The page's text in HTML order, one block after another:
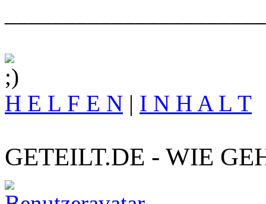
H E L F E N | I N H A L T
GETEILT.DE - WIE